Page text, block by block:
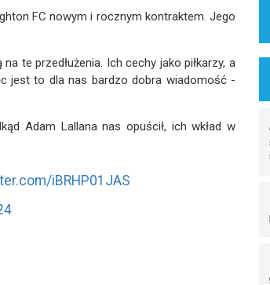
FC nowym i rocznym kontraktem. Jego
te przedłużenia. Ich cechy jako piłkarzy, a
jest to dla nas bardzo dobra wiadomość -
Adam Lallana nas opuścił, ich wkład w
iBRHP01JAS